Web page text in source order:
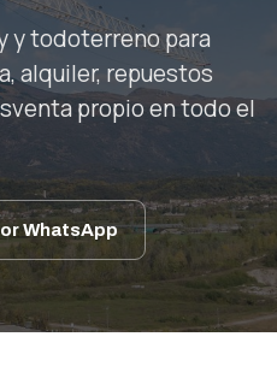
y todoterreno para
alquiler, repuestos
propio en todo el
WhatsApp